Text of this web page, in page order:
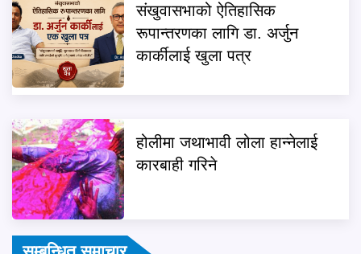
संखुवासभाको ऐतिहासिक
रूपान्तरणका लागि डा. अर्जुन
कार्कीलाई खुला पत्र
होलीमा जथाभावी लोला हान्नेलाई
कारबाही गरिने